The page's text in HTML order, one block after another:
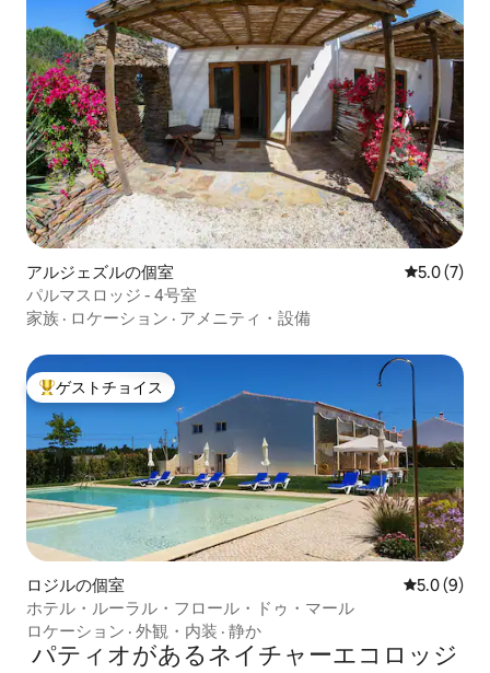
アルジェズルの個室 レビュー7
5.0 (7)
パルマスロッジ - 4号室
家族 · ロケーション · アメニティ・設備
大好評のゲストチョイスです。
ゲストチョイス
ロジルの個室 レビュー9
5.0 (9)
ホテル・ルーラル・フロール・ドゥ・マール
ロケーション · 外観・内装 · 静か
パティオがあるネイチャーエコロッジ